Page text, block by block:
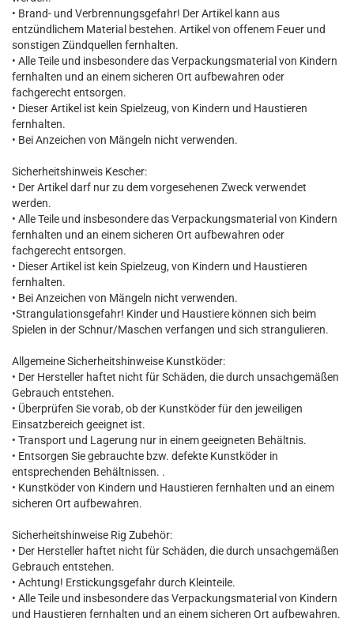
• Brand- und Verbrennungsgefahr! Der Artikel kann aus
entzündlichem Material bestehen. Artikel von offenem Feuer und
sonstigen Zündquellen fernhalten.
• Alle Teile und insbesondere das Verpackungsmaterial von Kindern
fernhalten und an einem sicheren Ort aufbewahren oder
fachgerecht entsorgen.
• Dieser Artikel ist kein Spielzeug, von Kindern und Haustieren
fernhalten.
• Bei Anzeichen von Mängeln nicht verwenden.
Sicherheitshinweis Kescher:
• Der Artikel darf nur zu dem vorgesehenen Zweck verwendet
werden.
• Alle Teile und insbesondere das Verpackungsmaterial von Kindern
fernhalten und an einem sicheren Ort aufbewahren oder
fachgerecht entsorgen.
• Dieser Artikel ist kein Spielzeug, von Kindern und Haustieren
fernhalten.
• Bei Anzeichen von Mängeln nicht verwenden.
•Strangulationsgefahr! Kinder und Haustiere können sich beim
Spielen in der Schnur/Maschen verfangen und sich strangulieren.
Allgemeine Sicherheitshinweise Kunstköder:
• Der Hersteller haftet nicht für Schäden, die durch unsachgemäßen
Gebrauch entstehen.
• Überprüfen Sie vorab, ob der Kunstköder für den jeweiligen
Einsatzbereich geeignet ist.
• Transport und Lagerung nur in einem geeigneten Behältnis.
• Entsorgen Sie gebrauchte bzw. defekte Kunstköder in
entsprechenden Behältnissen. .
• Kunstköder von Kindern und Haustieren fernhalten und an einem
sicheren Ort aufbewahren.
Sicherheitshinweise Rig Zubehör:
• Der Hersteller haftet nicht für Schäden, die durch unsachgemäßen
Gebrauch entstehen.
• Achtung! Erstickungsgefahr durch Kleinteile.
• Alle Teile und insbesondere das Verpackungsmaterial von Kindern
und Haustieren fernhalten und an einem sicheren Ort aufbewahren.